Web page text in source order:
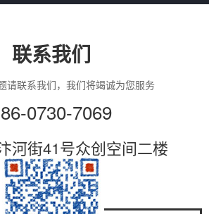
联系我们
请联系我们，我们将竭诚为您服务
0730-7069
河街41号众创空间二楼